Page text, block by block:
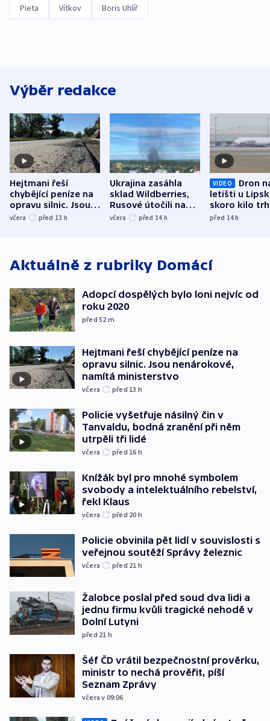
Pieta Vítkov Boris Uhlíř
Výběr redakce
Hejtmani řeší
chybějící peníze na
opravu silnic. Jsou
nenárokové, namítá
včera před 13 h
Ukrajina zasáhla
sklad Wildberries,
Rusové útočili na
trh, hasiče či
včera před 14 h
VIDEO
Dron
letišti u
skoro kilo
indicie
před 14h
Aktuálně z rubriky Domácí
Adopcí dospělých bylo loni nejvíc od
roku 2020
před 52 m
Hejtmani řeší chybějící peníze na
opravu silnic. Jsou nenárokové,
namítá ministerstvo
včera před 13 h
Policie vyšetřuje násilný čin v
Tanvaldu, bodná zranění při něm
utrpěli tři lidé
včera před 16 h
Knížák byl pro mnohé symbolem
svobody a intelektuálního rebelství,
řekl Klaus
včera před 20 h
Policie obvinila pět lidí v souvislosti s
veřejnou soutěží Správy železnic
včera před 21 h
Žalobce poslal před soud dva lidi a
jednu firmu kvůli tragické nehodě v
Dolní Lutyni
před 21 h
Šéf ČD vrátil bezpečnostní prověrku,
ministr to nechá prověřit, píší
Seznam Zprávy
včera v 09:06